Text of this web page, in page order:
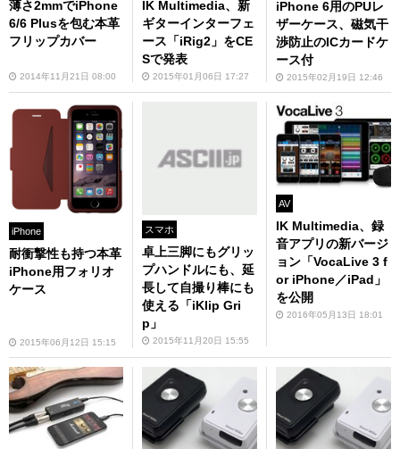
薄さ2mmでiPhone
6/6 Plusを包む本革
フリップカバー
2014年11月21日 08:00
IK Multimedia、新
ギターインターフェ
ース「iRig2」をCE
Sで発表
2015年01月06日 17:27
iPhone 6用のPUレ
ザーケース、磁気干
渉防止のICカードケ
ース付
2015年02月19日 12:46
iPhone
耐衝撃性も持つ本革
iPhone用フォリオ
ケース
2015年06月12日 15:15
スマホ
卓上三脚にもグリッ
プハンドルにも、延
長して自撮り棒にも
使える「iKlip Gri
p」
2015年11月20日 15:55
AV
IK Multimedia、録
音アプリの新バージ
ョン「VocaLive 3 f
or iPhone／iPad」
を公開
2016年05月13日 18:01